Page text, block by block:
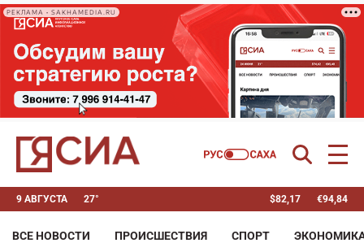
РЕКЛАМА • SAKHAMEDIA.RU
9 АВГУСТА 27° $82,17 €94,84
ВСЕ НОВОСТИ ПРОИСШЕСТВИЯ СПОРТ